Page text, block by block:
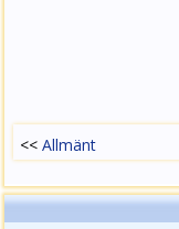
<< Allmänt